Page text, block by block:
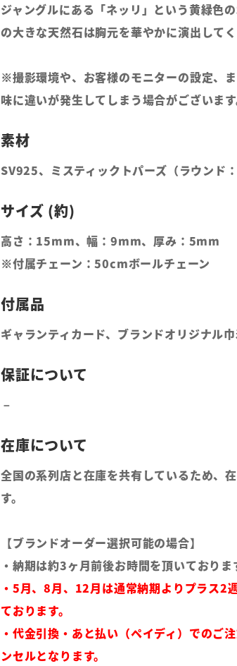
ジャングルにある「ネッリ」という黄緑色
の大きな天然石は胸元を華やかに演出してく
※撮影環境や、お客様のモニターの設定、
味に違いが発生してしまう場合がございます
SV925、ミスティックトパーズ（ラウンド
高さ：15mm、幅：9mm、厚み：5mm
※付属チェーン：50cmボールチェーン
ギャランティカード、ブランドオリジナル
全国の系列店と在庫を共有しているため、
す。
【ブランドオーダー選択可能の場合】
・納期は約3ヶ月前後お時間を頂いておりま
・5月、8月、12月は通常納期よりプラス2
ております。
・代金引換・あと払い（ペイディ）でのご
ンセルとなります。